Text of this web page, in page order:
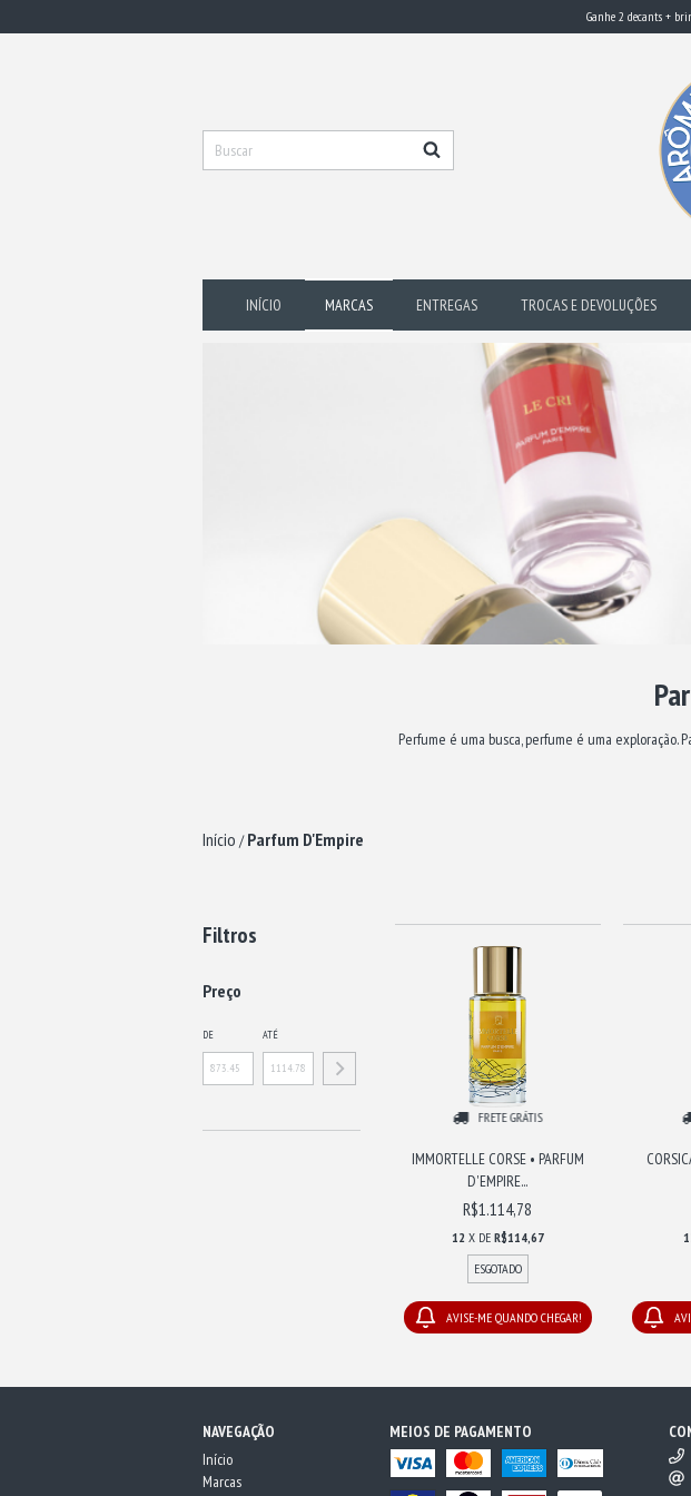
Ganhe 2 decants +
INÍCIO MARCAS ENTREGAS TROCAS E DEVOLUÇÕES
Perfume é uma busca, perfume é uma exploração.
Início / Parfum D'Empire
Filtros
Preço
DE ATÉ
FRETE GRÁTIS
IMMORTELLE CORSE • PARFUM
D'EMPIRE...
R$1.114,78
12 X DE R$114,67
ESGOTADO
AVISE-ME QUANDO CHEGAR!
NAVEGAÇÃO
Início
Marcas
MEIOS DE PAGAMENTO